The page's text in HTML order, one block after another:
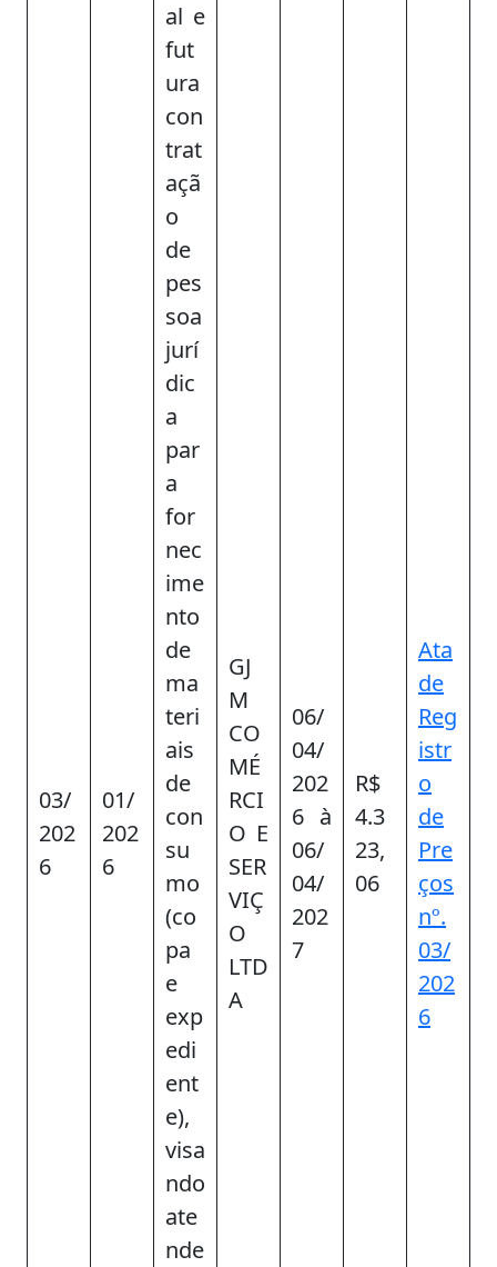
03/
202
6
01/
202
6
al e
fut
ura
con
trat
açã
o
de
pes
soa
jurí
dic
a
par
a
for
nec
ime
nto
de
ma
teri
ais
de
con
su
mo
(co
pa
e
exp
edi
ent
e),
visa
ndo
ate
nde
GJ
M
CO
MÉ
RCI
O E
SER
VIÇ
O
LTD
A
06/
04/
202
6 à
06/
04/
202
7
R$
4.3
23,
06
Ata
de
Reg
istr
o
de
Pre
ços
nº.
03/
202
6